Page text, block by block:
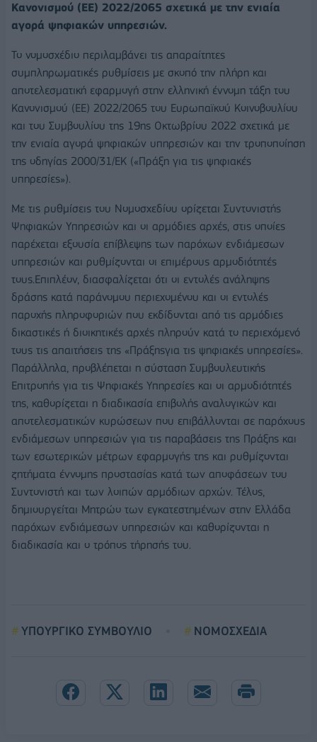
Κανονισμού (ΕΕ) 2022/2065 σχετικά με την ενιαία
αγορά ψηφιακών υπηρεσιών.
Το νομοσχέδιο περιλαμβάνει τις απαραίτητες
συμπληρωματικές ρυθμίσεις με σκοπό την πλήρη και
αποτελεσματική εφαρμογή στην ελληνική έννομη τάξη του
Κανονισμού (ΕΕ) 2022/2065 του Ευρωπαϊκού Κοινοβουλίου
και του Συμβουλίου της 19ης Οκτωβρίου 2022 σχετικά με
την ενιαία αγορά ψηφιακών υπηρεσιών και την τροποποίηση
της οδηγίας 2000/31/ΕΚ («Πράξη για τις ψηφιακές
υπηρεσίες»).
Με τις ρυθμίσεις του Νομοσχεδίου ορίζεται Συντονιστής
Ψηφιακών Υπηρεσιών και οι αρμόδιες αρχές, στις οποίες
παρέχεται εξουσία επίβλεψης των παρόχων ενδιάμεσων
υπηρεσιών και ρυθμίζονται οι επιμέρους αρμοδιότητές
τους.Επιπλέον, διασφαλίζεται ότι οι εντολές ανάληψης
δράσης κατά παράνομου περιεχομένου και οι εντολές
παροχής πληροφοριών που εκδίδονται από τις αρμόδιες
δικαστικές ή διοικητικές αρχές πληρούν κατά το περιεχόμενό
τους τις απαιτήσεις της «Πράξηςγια τις ψηφιακές υπηρεσίες».
Παράλληλα, προβλέπεται η σύσταση Συμβουλευτικής
Επιτροπής για τις Ψηφιακές Υπηρεσίες και οι αρμοδιότητές
της, καθορίζεται η διαδικασία επιβολής αναλογικών και
αποτελεσματικών κυρώσεων που επιβάλλονται σε παρόχους
ενδιάμεσων υπηρεσιών για τις παραβάσεις της Πράξης και
των εσωτερικών μέτρων εφαρμογής της και ρυθμίζονται
ζητήματα έννομης προστασίας κατά των αποφάσεων του
Συντονιστή και των λοιπών αρμόδιων αρχών. Τέλος,
δημιουργείται Μητρώο των εγκατεστημένων στην Ελλάδα
παρόχων ενδιάμεσων υπηρεσιών και καθορίζονται η
διαδικασία και ο τρόπος τήρησής του.
ΥΠΟΥΡΓΙΚΟ ΣΥΜΒΟΥΛΙΟ ΝΟΜΟΣΧΕΔΙΑ